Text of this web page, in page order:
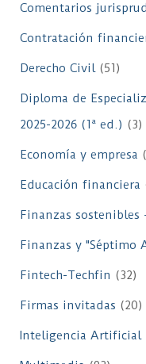
Comentarios
Contratación
Derecho Civil(51)
Diploma de
2025-2026 (1ª ed.) (3)
Economía y empresa
Educación financiera
Finanzas sostenibles
Finanzas y "Séptimo
Fintech-Techfin (32)
Firmas invitadas (20)
Inteligencia Artificial